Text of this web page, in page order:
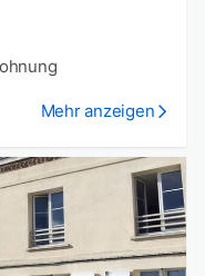
Mehr anzeigen